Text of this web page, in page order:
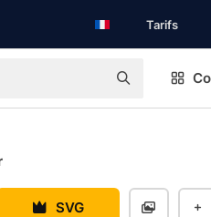
Tarifs
SVG